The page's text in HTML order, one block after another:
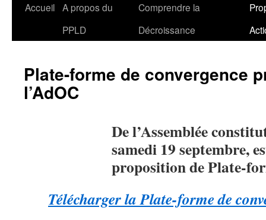
Accueil A propos du
PPLD
Comprendre la
Décroissance
Plate-forme de convergence
l’AdOC
Del’Assemblée
samedi 19 septembre,
proposition de Plate-
Télécharger la Plate-forme de